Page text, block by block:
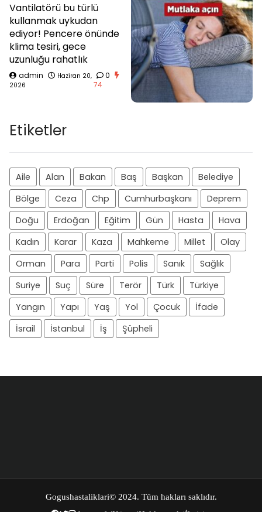
Vantilatörü bu türlü
kullanmak uykudan
ediyor! Pencere önünde
klima tesiri, gece
uzunluğu rahatlık
admin
Haziran 20,
2026
0
74
Etiketler
Aile Alan Bakan Baş Başkan
Belediye
Bölge
Ceza Chp Cumhurbaşkanı
Deprem
Doğu
Erdoğan Eğitim Gün Hasta
Hava
Kadın
Karar Kaza Mahkeme Millet
Olay
Orman
Para Parti Polis Sanık
Sağlık
Suriye
Suç Süre Terör Türk
Türkiye
Yangın
Yapı Yaş Yol Çocuk
İfade
İsrail
İstanbul İş Şüpheli
Gogushastaliklari© 2024. Tüm hakları saklıdır.